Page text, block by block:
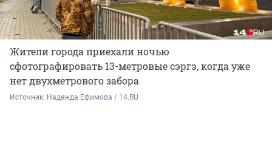
Жители города приехали ночью
сфотографировать 13-метровые сэргэ, когда уже
нет двухметрового забора
Источник: Надежда Ефимова / 14.RU